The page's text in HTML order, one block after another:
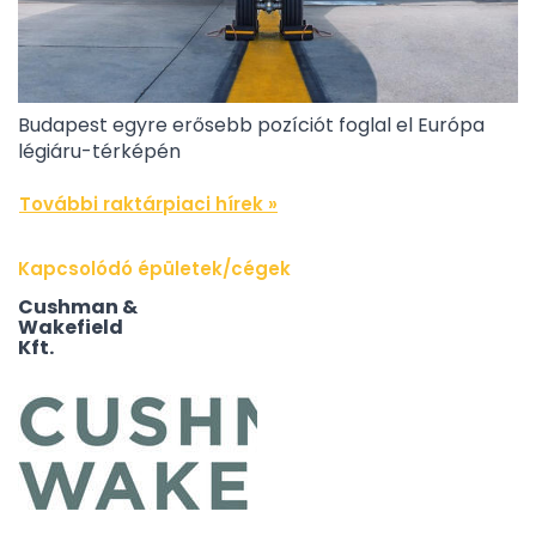
Budapest egyre erősebb pozíciót foglal el Európa
légiáru-térképén
További raktárpiaci hírek »
Kapcsolódó épületek/cégek
Cushman &
Wakefield
Kft.